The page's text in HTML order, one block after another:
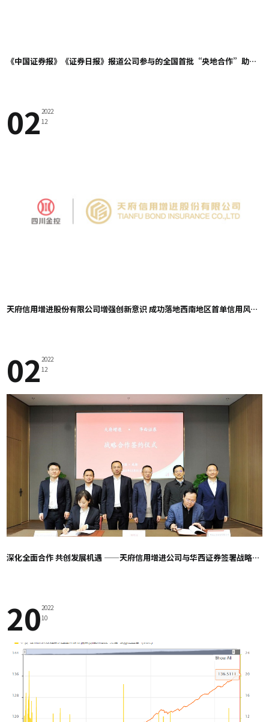
《中国证券报》《证券日报》报道公司参与的全国首批“央地合作”助力民营房企债券发行增信新模式落地
022022
12
天府信用增进股份有限公司增强创新意识 成功落地西南地区首单信用风险缓释合约业务
022022
12
深化全面合作 共创发展机遇 ——天府信用增进公司与华西证券签署战略合作协议
202022
10